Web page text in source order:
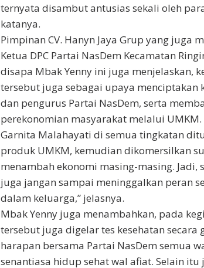
ternyata disambut antusias sekali oleh
katanya.
Pimpinan CV. Hanyn Jaya Grup yang juga
Ketua DPC Partai NasDem Kecamatan
disapa Mbak Yenny ini juga menjelaskan,
tersebut juga sebagai upaya menciptakan
dan pengurus Partai NasDem, serta
perekonomian masyarakat melalui UMKM.
Garnita Malahayati di semua tingkatan
produk UMKM, kemudian dikomersilkan
menambah ekonomi masing-masing. Jadi,
juga jangan sampai meninggalkan peran
dalam keluarga,” jelasnya.
Mbak Yenny juga menambahkan, pada
tersebut juga digelar tes kesehatan secara
harapan bersama Partai NasDem semua
senantiasa hidup sehat wal afiat. Selain